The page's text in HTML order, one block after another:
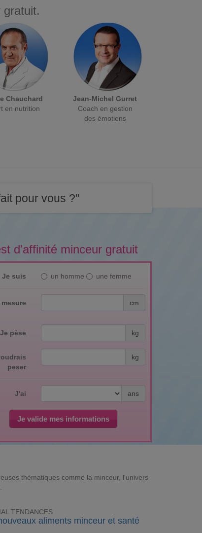
gratuit.
Chauchard
en nutrition
Jean-Michel Gurret
Coach en gestion
des émotions
pour vous ?"
d'affinité minceur gratuit
Je suis un homme une femme
mesure cm
Je pèse kg
peser
kg
J'ai ans
Je valide mes informations
thématiques comme la minceur, l'univers
TENDANCES
aliments minceur et santé